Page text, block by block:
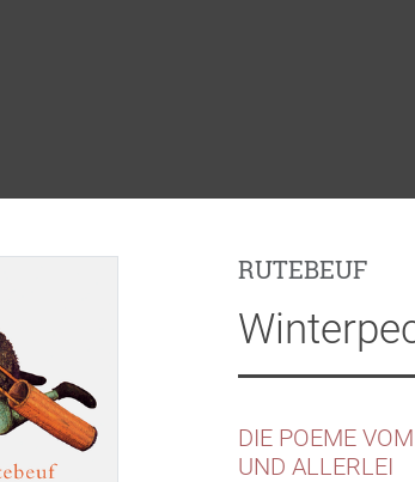
RUTEBEUF
DIE POEME
ND ALLERLEI